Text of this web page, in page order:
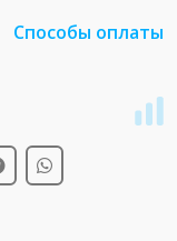
Способы оплаты